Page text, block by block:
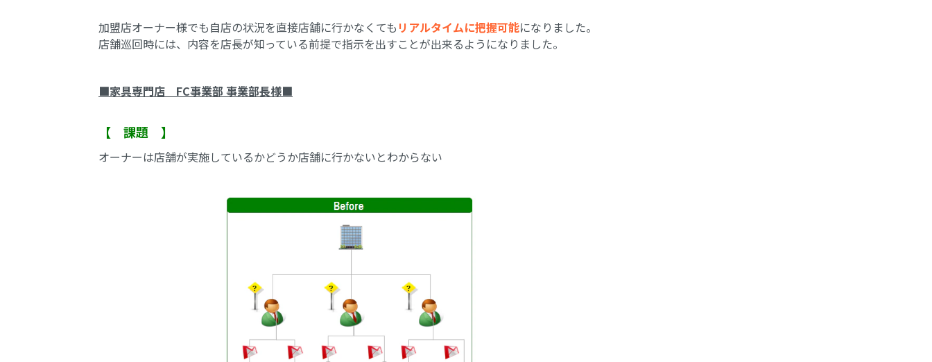
加盟店オーナー様でも自店の状況を直接店舗に行かなくても リアルタイムに把握可能になりました。
店舗巡回時には、内容を店長が知っている前提で指示を出すことが出来るようになりました。
■家具専門店 FC事業部 事業部長様■
【 課題 】
オーナーは店舗が実施しているかどうか店舗に行かないとわからない